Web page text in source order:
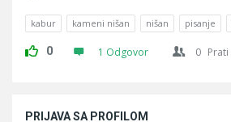
kabur kameni nišan nišan pisanje
0 1 Odgovor 0 Prati
PRIJAVA SA PROFILOM